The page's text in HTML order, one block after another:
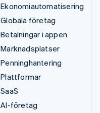
Ekonomiautomatisering
Globala företag
Betalningar i appen
Marknadsplatser
Penninghantering
Plattformar
SaaS
AI-företag